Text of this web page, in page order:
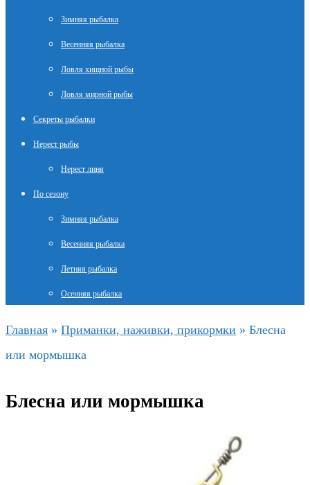
Зимняя рыбалка
Весенняя рыбалка
Ловля хищной рыбы
Ловля мирной рыбы
Секреты рыбалки
Нерест рыбы
Нерест линя
По сезону
Зимняя рыбалка
Весенняя рыбалка
Летняя рыбалка
Осенняя рыбалка
Главная » Приманки, наживки, прикормки » Блесна
или мормышка
Блесна или мормышка